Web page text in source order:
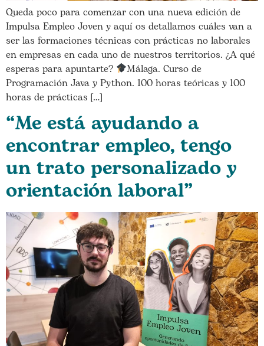
Queda poco para comenzar con una nueva edición de
Impulsa Empleo Joven y aquí os detallamos cuáles van a
ser las formaciones técnicas con prácticas no laborales
en empresas en cada uno de nuestros territorios. ¿A qué
esperas para apuntarte?
Málaga. Curso de
Programación Java y Python. 100 horas teóricas y 100
horas de prácticas […]
“Me está ayudando a
encontrar empleo, tengo
un trato personalizado y
orientación laboral”